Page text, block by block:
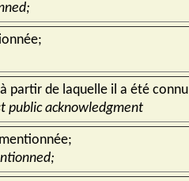
partir de laquelle il a été connu
public acknowledgment